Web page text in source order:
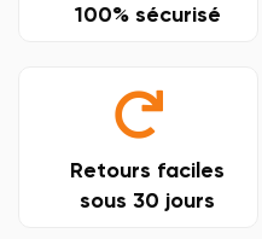
100% sécurisé
Retours faciles
sous 30 jours